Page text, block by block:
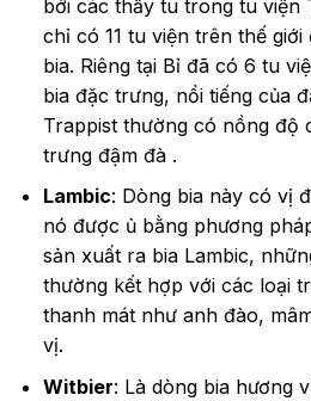
bởi các thầy tu trong tu viện
chỉ có 11 tu viện trên thế
bia. Riêng tại Bỉ đã có 6 tu
bia đặc trưng, nổi tiếng của
Trappist thường có nồng độ
trưng đậm đà .
Lambic: Dòng bia này có vị
nó được ủ bằng phương
sản xuất ra bia Lambic,
thường kết hợp với các loại
thanh mát như anh đào,
vị.
Witbier: Là dòng bia hương